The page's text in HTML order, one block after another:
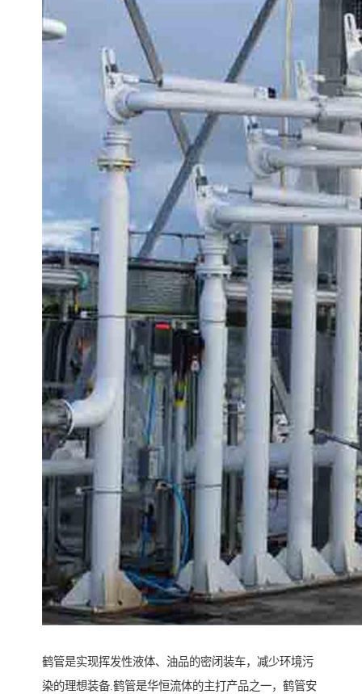
鹤管是实现挥发性液体、油品的密闭装车，减少环境污
染的理想装备.鹤管是华恒流体的主打产品之一，鹤管安